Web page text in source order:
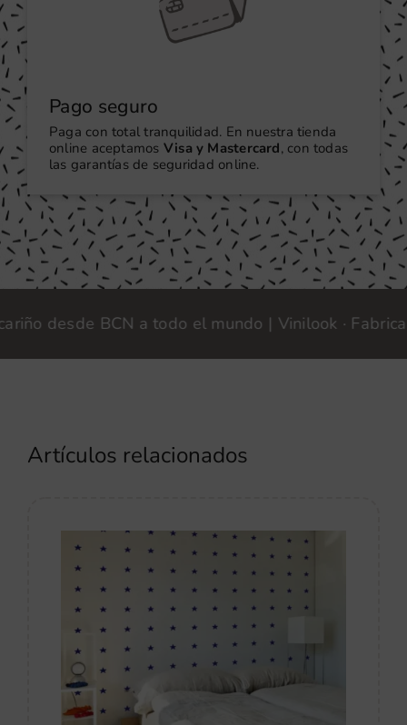
Pago seguro
Paga con total tranquilidad. En nuestra tienda
online aceptamos Visa y Mastercard, con todas
las garantías de seguridad online.
BCN a todo el mundo | Vinilook ·
Artículos relacionados